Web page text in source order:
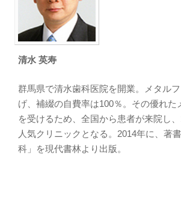
清水 英寿
群馬県で清水歯科医院を開業。メタル
げ、補綴の自費率は100％。その優れた
を受けるため、全国から患者が来院し
人気クリニックとなる。2014年に、著
科」を現代書林より出版。